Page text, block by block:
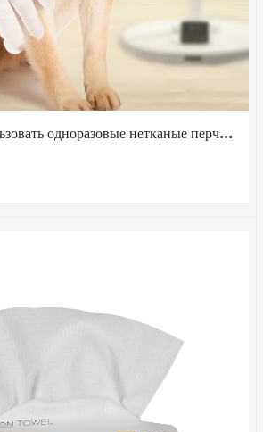
Хорошо ли использовать одноразовые нетканые перчатки для домашних животных?